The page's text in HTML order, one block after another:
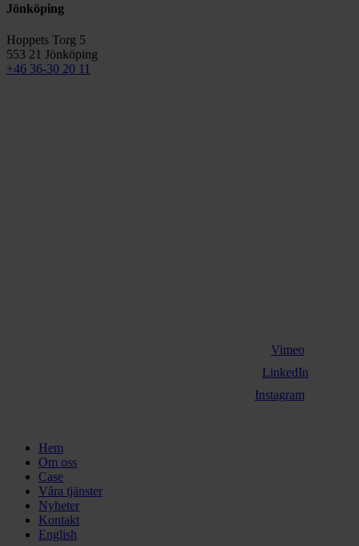
Jönköping
Hoppets Torg 5
553 21 Jönköping
+46 36-30 20 11
Vimeo
LinkedIn
Instagram
Close
Menu
Hem
Om oss
Case
Våra tjänster
Nyheter
Kontakt
English